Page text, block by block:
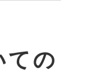
の
な
ての